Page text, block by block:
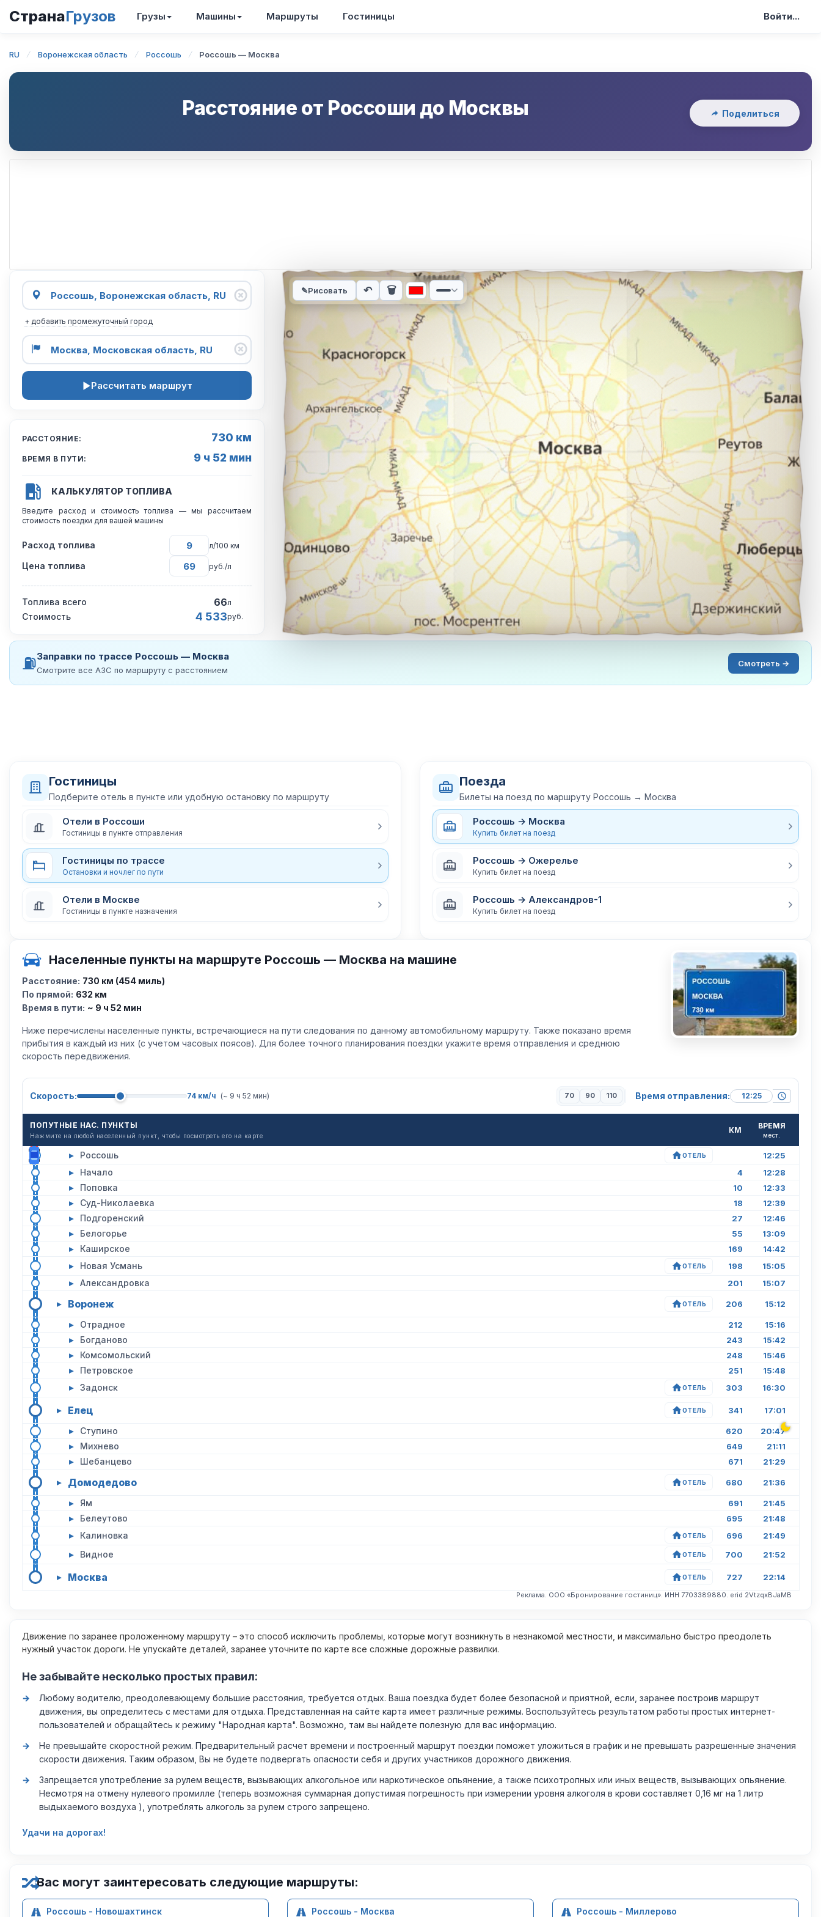
СтранаГрузов Грузы Машины Маршруты Гостиницы Войти...
RU Воронежская область Россошь Россошь — Москва
Расстояние от Россоши до Москвы Поделиться
+ добавить промежуточный город
Рассчитать маршрут
РАССТОЯНИЕ: 730 км
ВРЕМЯ В ПУТИ: 9 ч 52 мин
КАЛЬКУЛЯТОР ТОПЛИВА
Введите расход и стоимость топлива — мы рассчитаем
стоимость поездки для вашей машины
Расход топлива л/100 км
Цена топлива руб./л
Топлива всего 66л
Стоимость 4 533руб.
Интерактивная карта автомобильного маршрута из города Россошь в город Москва.
✎Рисовать ↶ 🗑
⛽Заправки по трассе Россошь — Москва
Смотрите все АЗС по маршруту с расстоянием
Смотреть →
Гостиницы
Подберите отель в пункте или удобную остановку по маршруту
Отели в Россоши
Гостиницы в пункте отправления
Гостиницы по трассе
Остановки и ночлег по пути
Отели в Москве
Гостиницы в пункте назначения
Поезда
Билеты на поезд по маршруту Россошь → Москва
Россошь → Москва
Купить билет на поезд
Россошь → Ожерелье
Купить билет на поезд
Россошь → Александров-1
Купить билет на поезд
Населенные пункты на маршруте Россошь — Москва на машине
Расстояние: 730 км (454 миль)
По прямой: 632 км
Время в пути: ~ 9 ч 52 мин
Ниже перечислены населенные пункты, встречающиеся на пути следования по данному автомобильному маршруту. Также показано время
прибытия в каждый из них (с учетом часовых поясов). Для более точного планирования поездки укажите время отправления и среднюю
скорость передвижения.
Скорость: 74 км/ч (~ 9 ч 52 мин) 70 90 110 Время отправления:
ПОПУТНЫЕ НАС. ПУНКТЫ
Нажмите на любой населенный пункт, чтобы посмотреть его на карте
КМ ВРЕМЯ
мест.
▸ Россошь ОТЕЛЬ 12:25
▸ Начало 4 12:28
▸ Поповка 10 12:33
▸ Суд-Николаевка 18 12:39
▸ Подгоренский 27 12:46
▸ Белогорье 55 13:09
▸ Каширское 169 14:42
▸ Новая Усмань ОТЕЛЬ 198 15:05
▸ Александровка 201 15:07
▸ Воронеж ОТЕЛЬ 206 15:12
▸ Отрадное 212 15:16
▸ Богданово 243 15:42
▸ Комсомольский 248 15:46
▸ Петровское 251 15:48
▸ Задонск ОТЕЛЬ 303 16:30
▸ Елец ОТЕЛЬ 341 17:01
▸ Ступино 620 20:47
▸ Михнево 649 21:11
▸ Шебанцево 671 21:29
▸ Домодедово ОТЕЛЬ 680 21:36
▸ Ям 691 21:45
▸ Белеутово 695 21:48
▸ Калиновка ОТЕЛЬ 696 21:49
▸ Видное ОТЕЛЬ 700 21:52
▸ Москва ОТЕЛЬ 727 22:14
Реклама. ООО «Бронирование гостиниц». ИНН 7703389880. erid 2VtzqxBJaMB
Движение по заранее проложенному маршруту – это способ исключить проблемы, которые могут возникнуть в незнакомой местности, и максимально быстро преодолеть
нужный участок дороги. Не упускайте деталей, заранее уточните по карте все сложные дорожные развилки.
Не забывайте несколько простых правил:
Любому водителю, преодолевающему большие расстояния, требуется отдых. Ваша поездка будет более безопасной и приятной, если, заранее построив маршрут
движения, вы определитесь с местами для отдыха. Представленная на сайте карта имеет различные режимы. Воспользуйтесь результатом работы простых интернет-
пользователей и обращайтесь к режиму "Народная карта". Возможно, там вы найдете полезную для вас информацию.
Не превышайте скоростной режим. Предварительный расчет времени и построенный маршрут поездки поможет уложиться в график и не превышать разрешенные значения
скорости движения. Таким образом, Вы не будете подвергать опасности себя и других участников дорожного движения.
Запрещается употребление за рулем веществ, вызывающих алкогольное или наркотическое опьянение, а также психотропных или иных веществ, вызывающих опьянение.
Несмотря на отмену нулевого промилле (теперь возможная суммарная допустимая погрешность при измерении уровня алкоголя в крови составляет 0,16 мг на 1 литр
выдыхаемого воздуха ), употреблять алкоголь за рулем строго запрещено.
Удачи на дорогах!
Вас могут заинтересовать следующие маршруты:
Россошь - Новошахтинск Россошь - Москва Россошь - Миллерово